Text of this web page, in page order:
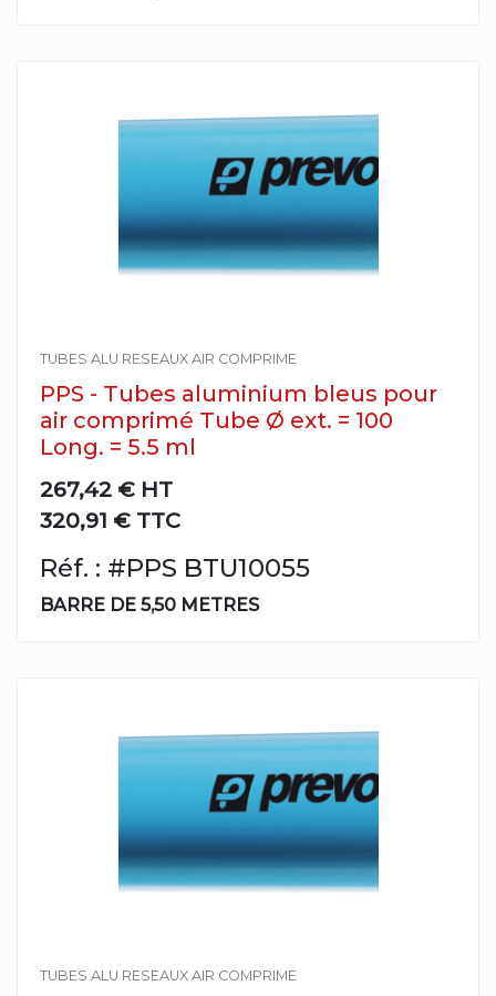
TUBES ALU RESEAUX AIR COMPRIME
PPS - Tubes aluminium bleus pour
air comprimé Tube Ø ext. = 100
Long. = 5.5 ml
267,42 € HT
320,91 € TTC
Réf. : #PPS BTU10055
BARRE DE 5,50 METRES
TUBES ALU RESEAUX AIR COMPRIME